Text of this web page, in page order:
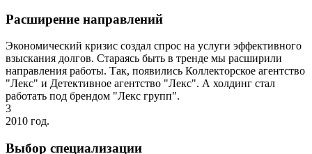
Расширение направлений
Экономический кризис создал спрос на услуги эффективного
взыскания долгов. Стараясь быть в тренде мы расширили
направления работы. Так, появились Коллекторское агентство
"Лекс" и Детективное агентство "Лекс". А холдинг стал
работать под брендом "Лекс групп".
3
2010 год.
Выбор специализации